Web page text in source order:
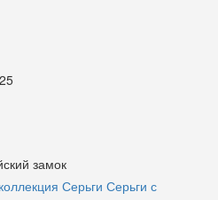
замок
Серьги Серьги с